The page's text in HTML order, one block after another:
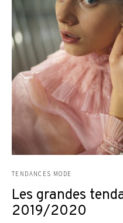
TENDANCES MODE
Les grandes
2019/2020